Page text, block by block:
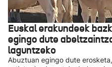
Euskal erakundeek
egingo dute
laguntzeko
Abuztuan egingo dute